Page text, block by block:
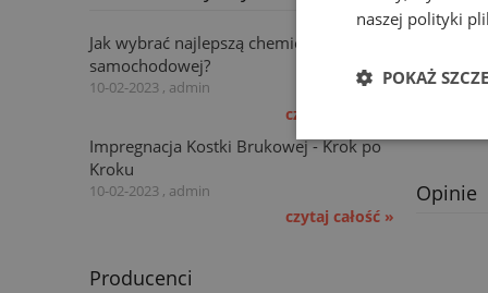
Jak wybrać najlepszą chemię do myjni
samochodowej?
10-02-2023 , admin
czytaj całość »
Impregnacja Kostki Brukowej - Krok po
Kroku
10-02-2023 , admin
czytaj całość »
Producenci
Nanieść
pomocą
Opinie
naszej polityki
POKAŻ